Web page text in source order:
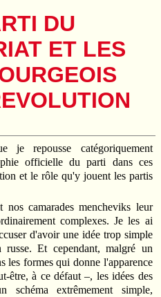
DU
ET LES
je repousse catégoriquement
officielle du parti dans ces
et le rôle qu'y jouent les partis
nos camarades mencheviks leur
complexes. Je les ai
d'avoir une idée trop simple
Et cependant, malgré un
les formes qui donne l'apparence
à ce défaut –, les idées des
schéma extrêmement simple,